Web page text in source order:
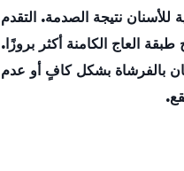
للأسنان نتيجة الصدمة.
العاج الكامنة أكثر
بالفرشاة بشكل كافٍ أو